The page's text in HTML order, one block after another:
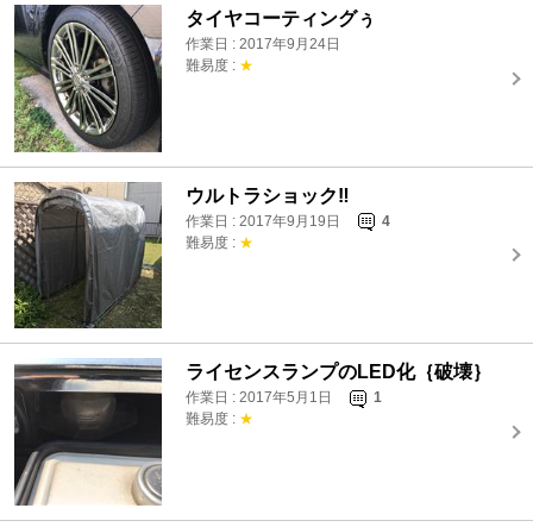
タイヤコーティングぅ
作業日 : 2017年9月24日
難易度 : ★
ウルトラショック‼️
作業日 : 2017年9月19日
4
難易度 : ★
ライセンスランプのLED化｛破壊｝
作業日 : 2017年5月1日
1
難易度 : ★